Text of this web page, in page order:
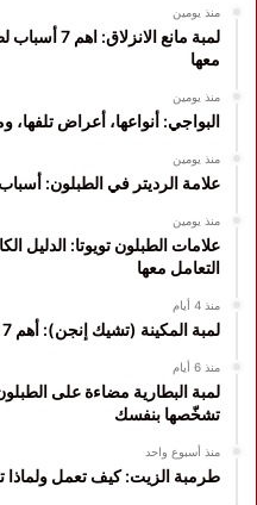
منذ يومين
لمبة مانع
معها
منذ يومين
البواجي: أنواعها، أعراض تلفها،
منذ يومين
علامة الرديتر في الطبلون:
منذ يومين
التعامل معها
منذ 4 أيام
لمبة المكينة (تشيك إنجن): أهم 7 أسباب وطريقة التعامل معها
منذ 6 أيام
تشخّصها بنفسك
منذ أسبوع واحد
طرمبة الزيت: كيف تعمل ولماذا